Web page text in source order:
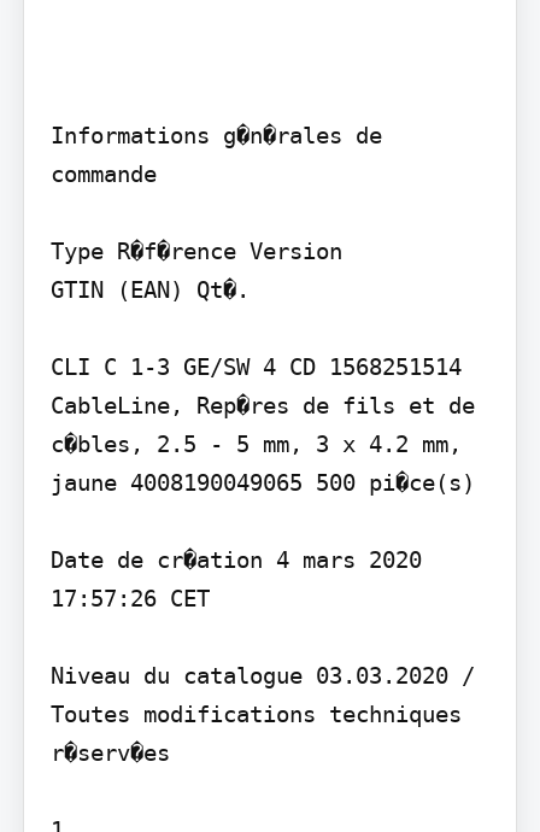
Informations g�n�rales de
commande
Type R�f�rence Version
GTIN (EAN) Qt�.
CLI C 1-3 GE/SW 4 CD 1568251514
CableLine, Rep�res de fils et de
c�bles, 2.5 - 5 mm, 3 x 4.2 mm,
jaune 4008190049065 500 pi�ce(s)
Date de cr�ation 4 mars 2020
17:57:26 CET
Niveau du catalogue 03.03.2020 /
Toutes modifications techniques
r�serv�es